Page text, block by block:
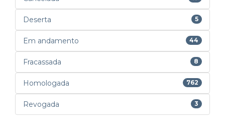
Deserta 5
Em andamento 44
Fracassada 8
Homologada 762
Revogada 3